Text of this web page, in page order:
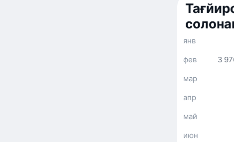
янв
3
фев
мар
апр
май
июн